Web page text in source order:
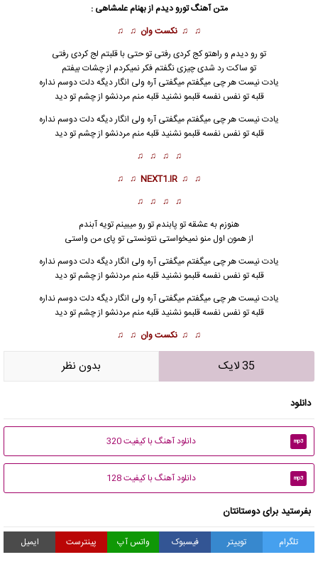
متن آهنگ تورو دیدم ازبهنام علمشاهی :
♫ ♫ نکست وان ♫ ♫
تو رو دیدم و راهتو کج کردی رفتی تو حتی با قلبتم لج کردی رفتی
تو ساکت رد شدی چیزی نگفتم فکر نمیکردم از چشات بیفتم
یادت نیست هر چی میگفتم میگفتی آره ولی انگار دیگه دلت دوسم نداره
قلبه تو نفس نفسه قلبمو نشنید قلبه منم مردنشو از چشم تو دید
یادت نیست هر چی میگفتم میگفتی آره ولی انگار دیگه دلت دوسم نداره
قلبه تو نفس نفسه قلبمو نشنید قلبه منم مردنشو از چشم تو دید
♫ ♫ ♫ ♫
♫ ♫
NEXT1.IR
♫ ♫
♫ ♫ ♫ ♫
هنوزم به عشقه تو پابندم تو رو میبینم تویه آبندم
از همون اول منو نمیخواستی نتونستی تو پای من واستی
یادت نیست هر چی میگفتم میگفتی آره ولی انگار دیگه دلت دوسم نداره
قلبه تو نفس نفسه قلبمو نشنید قلبه منم مردنشو از چشم تو دید
یادت نیست هر چی میگفتم میگفتی آره ولی انگار دیگه دلت دوسم نداره
قلبه تو نفس نفسه قلبمو نشنید قلبه منم مردنشو از چشم تو دید
♫ ♫ نکست وان ♫ ♫
35 لایک بدون نظر
دانلود
mp3 دانلود آهنگ با کیفیت 320
mp3 دانلود آهنگ با کیفیت 128
بفرستید برای دوستانتان
تلگرام توییتر فیسبوک واتس آپ پینترست ایمیل